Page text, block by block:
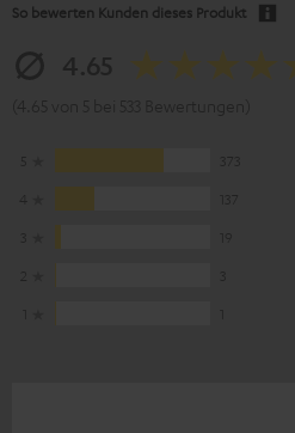
So bewerten Kunden dieses Produkt